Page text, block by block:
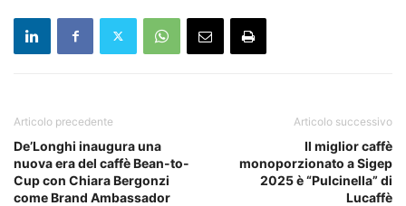
Articolo precedente
De’Longhi inaugura una
nuova era del caffè Bean-to-
Cup con Chiara Bergonzi
come Brand Ambassador
Articolo successivo
Il miglior caffè
monoporzionato a Sigep
2025 è “Pulcinella” di
Lucaffè